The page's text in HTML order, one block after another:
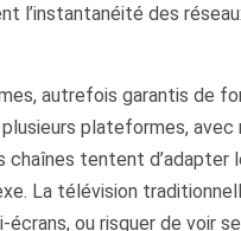
l’instantanéité des
autrefois garantis de
plateformes,
chaînes tentent d’adapter
La télévision
ou risquer de voir